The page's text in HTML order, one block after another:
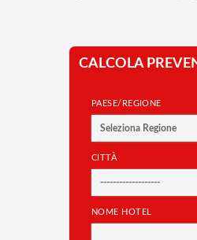
CALCOLA
PAESE/REGIONE
Seleziona Regione
CITTÀ
-------------------
NOME HOTEL